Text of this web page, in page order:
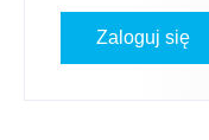
Zaloguj się